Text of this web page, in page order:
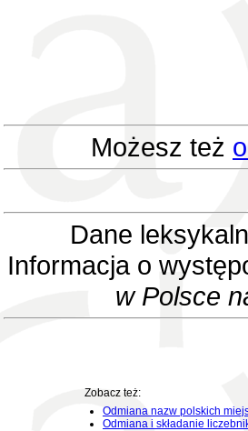
Możesz też
Dane
Informacja o
w Polsce
Zobacz też:
Odmiana nazw polskich
Odmiana i składanie